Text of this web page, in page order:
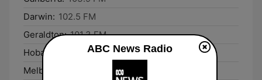
Darwin: 102.5 FM
Geraldton: 101.3 FM
Hobart:
747 AM
Melbourne:
ABC News Radio